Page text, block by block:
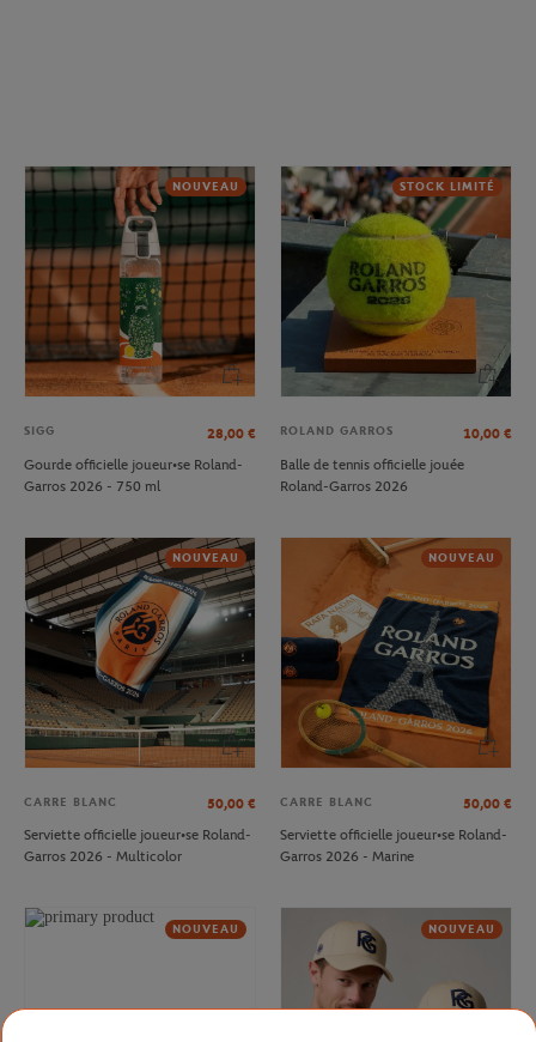
NOUVEAU
SIGG 28,00 €
Gourde officielle joueur•se Roland-
Garros 2026 - 750 ml
STOCK LIMITÉ
ROLAND GARROS 10,00 €
Balle de tennis officielle jouée
Roland-Garros 2026
NOUVEAU
CARRE BLANC 50,00 €
Serviette officielle joueur•se Roland-
Garros 2026 - Multicolor
NOUVEAU
CARRE BLANC 50,00 €
Serviette officielle joueur•se Roland-
Garros 2026 - Marine
NOUVEAU NOUVEAU